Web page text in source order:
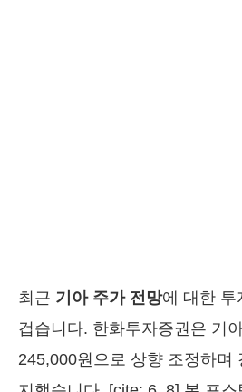
최근 기아 주가 전망에 대한 투
겁습니다. 한화투자증권은 기
245,000원으로 상향 조정하며